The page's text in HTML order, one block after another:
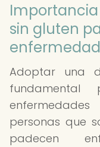
sin gluten
Adoptar una
personas que
padecen